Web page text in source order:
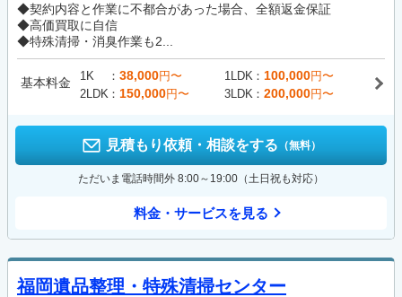
◆契約内容と作業に不都合があった場合、全額返金保証
◆高価買取に自信
◆特殊清掃・消臭作業も2...
基本料金 1K 38,000円〜 1LDK 100,000円〜
2LDK
150,000円〜 3LDK 200,000円〜
見積もり依頼・相談をする （無料）
ただいま電話時間外 8:00～19:00（土日祝も対応）
料金・サービスを見る
福岡遺品整理・特殊清掃センター